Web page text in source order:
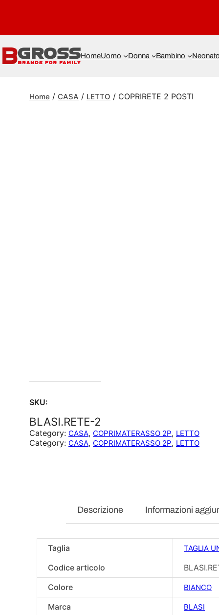
HomeUomo Donna Bambino Neonato
Home / CASA / LETTO / COPRIRETE 2 POSTI
SKU:
BLASI.RETE-2
Category: CASA, COPRIMATERASSO 2P, LETTO
Category: CASA, COPRIMATERASSO 2P, LETTO
Descrizione Informazioni
Taglia TAGLIA
Codice articolo
Colore
BIANCO
Marca BLASI